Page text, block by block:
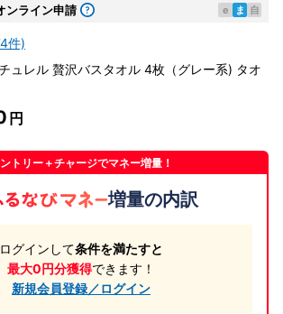
ンライン申請 e ま 自
件)
ュレル 贅沢バスタオル 4枚（グレー系) タオ
トリー＋チャージでマネー増量！
増量の内訳
ログインして条件を満たすと
最大0円分獲得できます！
新規会員登録／ログイン